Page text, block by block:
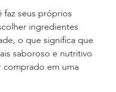
faz seus próprios
ingredientes
o que significa que
saboroso e nutritivo
em uma